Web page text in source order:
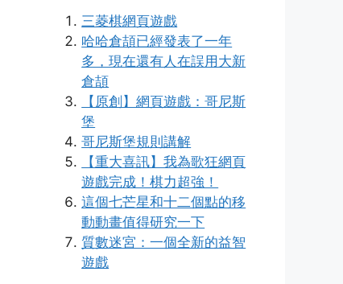
三菱棋網頁遊戲
哈哈倉頡已經發表了一年
多，現在還有人在誤用大新
倉頡
【原創】網頁遊戲：哥尼斯
堡
哥尼斯堡規則講解
【重大喜訊】我為歌狂網頁
遊戲完成！棋力超強！
這個七芒星和十二個點的移
動動畫值得研究一下
質數迷宮：一個全新的益智
遊戲